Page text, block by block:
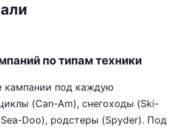
по типам техники
кампании под каждую
(Can-Am), снегоходы (Ski-
Doo), родстеры (Spyder). Под